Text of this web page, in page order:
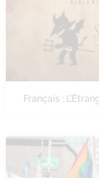
Français :